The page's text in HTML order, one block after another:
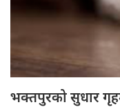
भक्तपुरको सुधार